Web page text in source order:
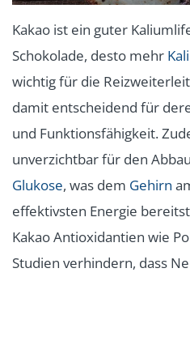
Kakao ist ein guter
Schokolade, desto mehr
wichtig für die
damit entscheidend für
und Funktionsfähigkeit.
unverzichtbar für den
Glukose, was dem Gehirn
effektivsten Energie
Kakao Antioxidantien wie
Studien verhindern, dass